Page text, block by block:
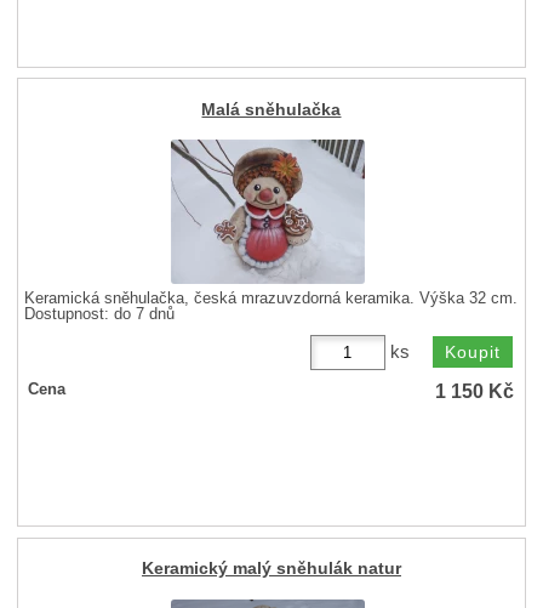
Malá sněhulačka
Keramická sněhulačka, česká mrazuvzdorná keramika. Výška 32 cm.
Dostupnost:do 7 dnů
ks
Cena 1 150 Kč
Keramický malý sněhulák natur